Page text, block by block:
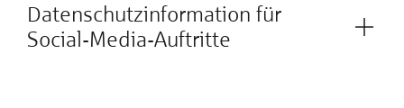
Datenschutzinformation für
Social-Media-Auftritte